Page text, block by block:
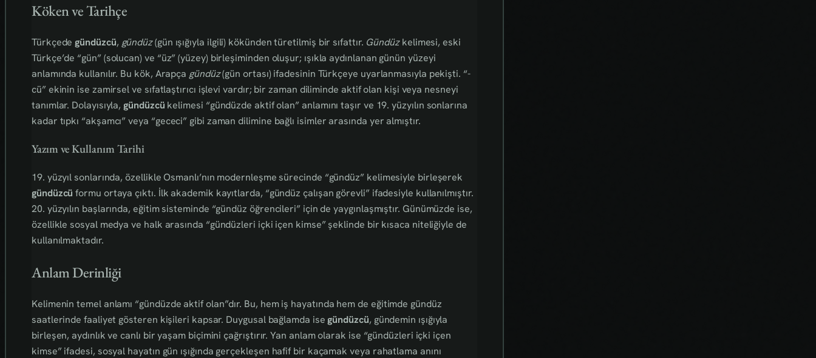
Köken ve Tarihçe
Türkçedegündüzcü, gündüz(gün ışığıyla ilgili) kökünden türetilmiş bir sıfattır. Gündüzkelimesi, eski
Türkçe’de “gün” (solucan) ve “üz” (yüzey) birleşiminden oluşur; ışıkla aydınlanan günün yüzeyi
anlamında kullanılır. Bu kök, Arapça gündüz(gün ortası) ifadesinin Türkçeye uyarlanmasıyla pekişti. “-
cü” ekinin ise zamirsel ve sıfatlaştırıcı işlevi vardır; bir zaman diliminde aktif olan kişi veya nesneyi
tanımlar. Dolayısıyla,gündüzcü kelimesi “gündüzde aktif olan” anlamını taşır ve 19. yüzyılın sonlarına
kadar tıpkı “akşamcı” veya “gececi” gibi zaman dilimine bağlı isimler arasında yer almıştır.
Yazım ve Kullanım Tarihi
19. yüzyıl sonlarında, özellikle Osmanlı’nın modernleşme sürecinde “gündüz” kelimesiyle birleşerek
gündüzcü formu ortaya çıktı. İlk akademik kayıtlarda, “gündüz çalışan görevli” ifadesiyle kullanılmıştır.
20. yüzyılın başlarında, eğitim sisteminde “gündüz öğrencileri” için de yaygınlaşmıştır. Günümüzde ise,
özellikle sosyal medya ve halk arasında “gündüzleri içki içen kimse” şeklinde bir kısaca niteliğiyle de
kullanılmaktadır.
Anlam Derinliği
Kelimenin temel anlamı “gündüzde aktif olan”dır. Bu, hem iş hayatında hem de eğitimde gündüz
saatlerinde faaliyet gösteren kişileri kapsar. Duygusal bağlamda isegündüzcü, gündemin ışığıyla
birleşen, aydınlık ve canlı bir yaşam biçimini çağrıştırır. Yan anlam olarak ise “gündüzleri içki içen
kimse” ifadesi, sosyal hayatın gün ışığında gerçekleşen hafif bir kaçamak veya rahatlama anını